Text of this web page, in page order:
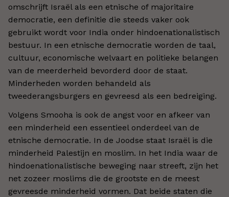
omschrijft Israël als een etnische of majoritaire
democratie, een definitie die steeds vaker ook
gebruikt wordt voor India onder hindoenationalistisch
bestuur. In een etnische democratie worden de taal,
cultuur, economische welvaart en politieke belangen
van de meerderheid bevorderd door de staat.
Minderheden worden behandeld als
tweederangsburgers en gevreesd als een bedreiging.
Volgens Smooha is ook de angst voor en afkeer van
een minderheid een essentieel onderdeel van de
etnische democratie. In de Joodse staat Israël is die
minderheid Palestijn en moslim. In het India waar de
hindoenationalistische beweging naar streeft, zijn het
net zozeer moslims die de grootste en de meest
gevreesde minderheid vormen. Dat beide staten die